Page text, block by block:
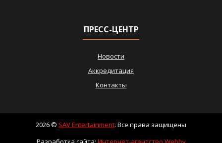
ПРЕСС-ЦЕНТР
Новости
Аккредитация
Контакты
2026 © SAV Entertainment. Все права защищены